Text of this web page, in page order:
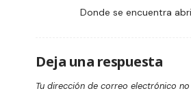
Donde se encuentra
Deja una respuesta
Tu dirección de correo electrónico